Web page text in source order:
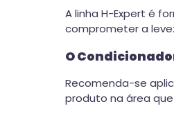
A linha H-Expert é
comprometer a
O
Recomenda-se
produto na área